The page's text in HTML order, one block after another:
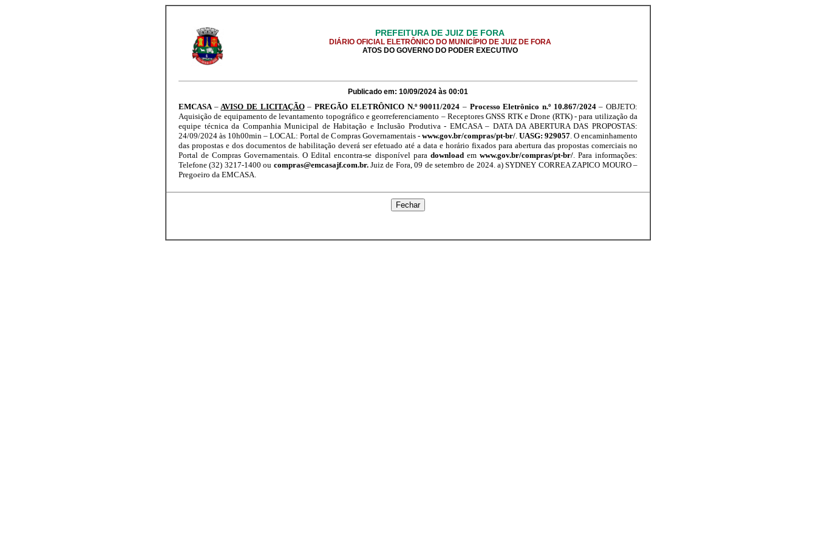
PREFEITURA DE JUIZ DE FORA
DIÁRIO OFICIAL ELETRÔNICO DO MUNICÍPIO DE JUIZ DE FORA
ATOS DO GOVERNO DO PODER EXECUTIVO
Publicado em: 10/09/2024 às 00:01
EMCASA – AVISO DE LICITAÇÃO – PREGÃO ELETRÔNICO N.º 90011/2024 –Processo Eletrônico n.º 10.867/2024– OBJETO:
Aquisição de equipamento de levantamento topográfico e georreferenciamento – Receptores GNSS RTK e Drone (RTK) - para utilização da
equipe técnica da Companhia Municipal de Habitação e Inclusão Produtiva - EMCASA – DATA DA ABERTURA DAS PROPOSTAS:
24/09/2024 às 10h00min – LOCAL: Portal de Compras Governamentais - www.gov.br/compras/pt-br/. UASG: 929057. O encaminhamento
das propostas e dos documentos de habilitação deverá ser efetuado até a data e horário fixados para abertura das propostas comerciais no
Portal de Compras Governamentais. O Edital encontra-se disponível para download em www.gov.br/compras/pt-br/. Para informações:
Telefone (32) 3217-1400 ou compras@emcasajf.com.br.Juiz de Fora, 09 de setembro de 2024. a) SYDNEY CORREA ZAPICO MOURO –
Pregoeiro da EMCASA.